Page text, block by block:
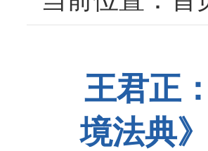
王君正
境法典